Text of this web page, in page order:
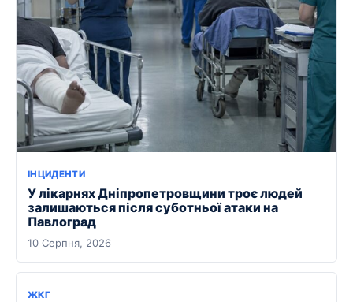
ІНЦИДЕНТИ
У лікарнях Дніпропетровщини троє людей
залишаються після суботньої атаки на
Павлоград
10 Серпня, 2026
ЖКГ